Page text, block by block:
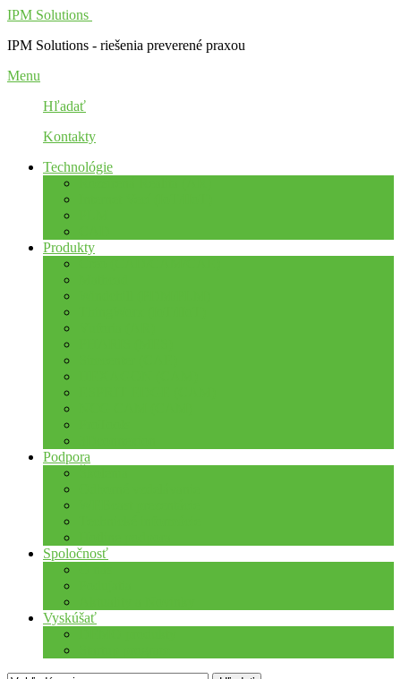
IPM Solutions
IPM Solutions - riešenia preverené praxou
Menu
Hľadať
Kontakty
Technológie
Produkty
Podpora
Spoločnosť
Vyskúšať